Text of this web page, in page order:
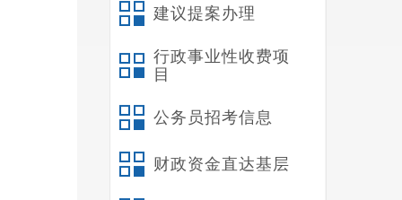
建议提案办理
行政事业性收费项
目
公务员招考信息
财政资金直达基层